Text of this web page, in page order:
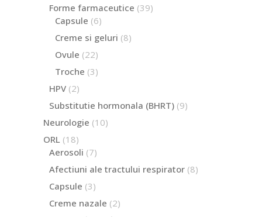
Forme farmaceutice 3939
Capsule 66
Creme si geluri 88
Ovule 2222
produse
Troche 33
HPV 22
Substitutie hormonala (BHRT) 99
Neurologie 1010
ORL 1818
produse
Aerosoli 77
Afectiuni ale tractului respirator 88
Capsule 33
Creme nazale 22